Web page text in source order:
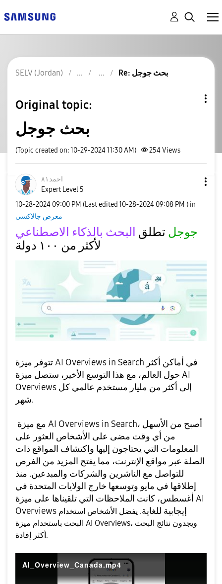
SELV (Jordan) Re: بحث جوجل
Original topic:
بحث جوجل
(Topic created on: 10-29-2024 11:30 AM) 254Views
احمد٨١
Expert Level 5
‎10-28-2024 09:00 PM (Last edited ‎10-28-2024 09:08 PM ) in
معرض جالاكسى
جوجل تطلق البحث بالذكاء الاصطناعي
لأكثر من ١٠٠ دولة
تتوفر ميزة AI Overviews in Search في أماكن أكثر
حول العالم، مع هذا التوسع الأخير، ستصل ميزة AI
Overviews إلى أكثر من مليار مستخدم عالمي كل
شهر.
من أي وقت مضى على الأشخاص العثور على
المعلومات التي يحتاجون إليها واكتشاف المواقع ذات
الصلة عبر مواقع الإنترنت، مما يفتح المزيد من الفرص
للتواصل مع الناشرين والشركات والمبدعين. منذ
إطلاقها في مايو وتوسعها خارج الولايات المتحدة في
أغسطس، كانت الملاحظات التي تلقيناها على ميزة AI
Overviews إيجابية للغاية. يفضل الأشخاص استخدام
البحث باستخدام ميزة AI Overviews، ويجدون نتائج البحث
أكثر إفادة.
AI_Overview_Canada.mp4